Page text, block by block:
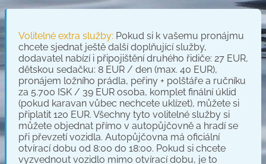
Volitelné extra služby: Pokud si k vašemu pronájmu
chcete sjednat ještě další doplňující služby,
dodavatel nabízí i připojištění druhého řidiče: 27 EUR,
dětskou sedačku: 8 EUR / den (max. 40 EUR),
pronájem ložního prádla, peřiny + polštáře a ručníku
za 5.700 ISK / 39 EUR osoba, komplet finální úklid
(pokud karavan vůbec nechcete uklízet), můžete si
připlatit 120 EUR. Všechny tyto volitelné služby si
můžete objednat přímo v autopůjčovně a hradí se
při převzetí vozidla. Autopůjčovna má oficiální
otvírací dobu od 8:00 do 18:00. Pokud si chcete
vyzvednout vozidlo mimo otvírací dobu, je to